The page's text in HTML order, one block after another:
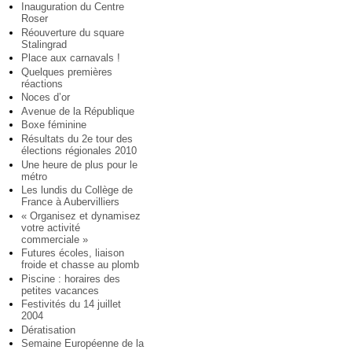
Inauguration du Centre
Roser
Réouverture du square
Stalingrad
Place aux carnavals !
Quelques premières
réactions
Noces d’or
Avenue de la République
Boxe féminine
Résultats du 2e tour des
élections régionales 2010
Une heure de plus pour le
métro
Les lundis du Collège de
France à Aubervilliers
« Organisez et dynamisez
votre activité
commerciale »
Futures écoles, liaison
froide et chasse au plomb
Piscine : horaires des
petites vacances
Festivités du 14 juillet
2004
Dératisation
Semaine Européenne de la